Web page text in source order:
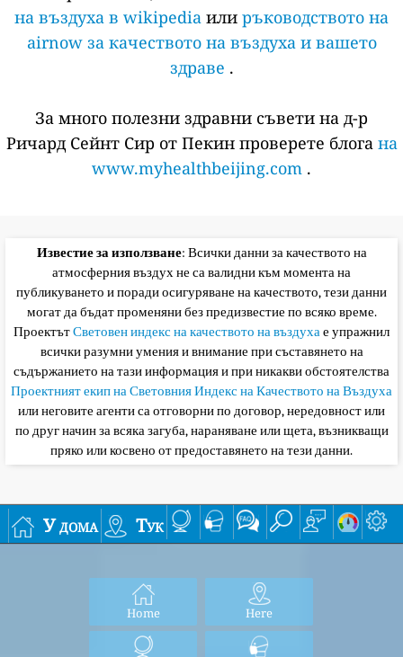
на въздуха в wikipedia или ръководството на
airnow за качеството на въздуха и вашето
здраве .
За много полезни здравни съвети на д-р
Ричард Сейнт Сир от Пекин проверете блога на
www.myhealthbeijing.com .
Известие за използване: Всички данни за качеството на
атмосферния въздух не са валидни към момента на
публикуването и поради осигуряване на качеството, тези данни
могат да бъдат променяни без предизвестие по всяко време.
ПроектътСветовен индекс на качеството на въздухае упражнил
всички разумни умения и внимание при съставянето на
съдържанието на тази информация и при никакви обстоятелства
Проектният екип на Световния Индекс на Качеството на Въздуха
или неговите агенти са отговорни по договор, нередовност или
по друг начин за всяка загуба, нараняване или щета, възникващи
пряко или косвено от предоставянето на тези данни.
У дома Тук
Home Here